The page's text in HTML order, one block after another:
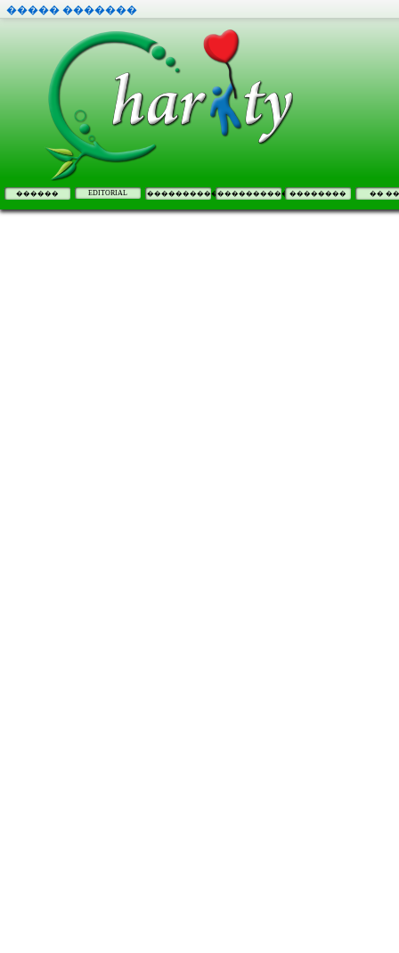
����� �������
������ EDITORIAL �������������������� �������� ��